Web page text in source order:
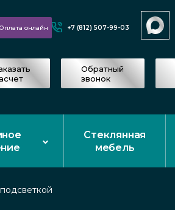
Оплата онлайн +7 (812) 507-99-03
Обратный
звонок
Стеклянная
мебель